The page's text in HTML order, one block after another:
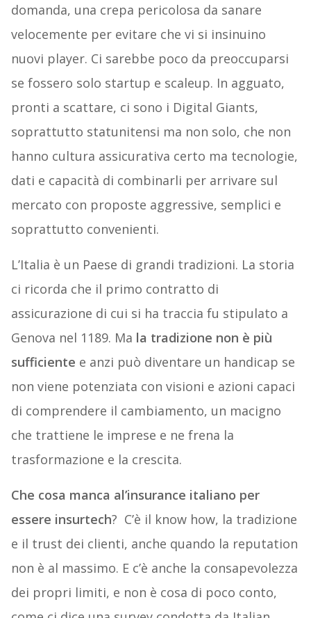
domanda, una crepa pericolosa da sanare
velocemente per evitare che vi si insinuino
nuovi player. Ci sarebbe poco da preoccuparsi
se fossero solo startup e scaleup. In agguato,
pronti a scattare, ci sono i Digital Giants,
soprattutto statunitensi ma non solo, che non
hanno cultura assicurativa certo ma tecnologie,
dati e capacità di combinarli per arrivare sul
mercato con proposte aggressive, semplici e
soprattutto convenienti.
L’Italia è un Paese di grandi tradizioni. La storia
ci ricorda che il primo contratto di
assicurazione di cui si ha traccia fu stipulato a
Genova nel 1189. Ma la tradizione non è più
sufficiente e anzi può diventare un handicap se
non viene potenziata con visioni e azioni capaci
di comprendere il cambiamento, un macigno
che trattiene le imprese e ne frena la
trasformazione e la crescita.
Che cosa manca al’insurance italiano per
essere insurtech? C’è il know how, la tradizione
e il trust dei clienti, anche quando la reputation
non è al massimo. E c’è anche la consapevolezza
dei propri limiti, e non è cosa di poco conto,